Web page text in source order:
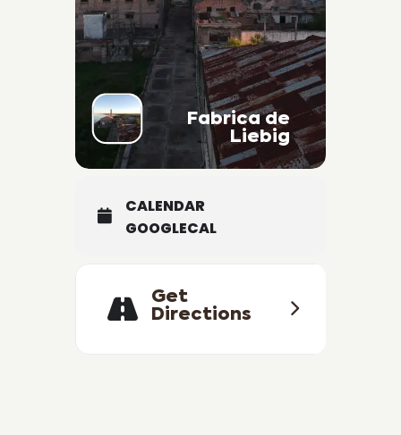
Fabrica de
Liebig
CALENDAR
GOOGLECAL
Get
Directions